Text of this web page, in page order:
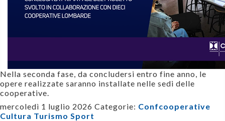
Nella seconda fase, da concludersi entro fine anno, le
opere realizzate saranno installate nelle sedi delle
cooperative.
mercoledì 1 luglio 2026 Categorie: Confcooperative
Cultura Turismo Sport